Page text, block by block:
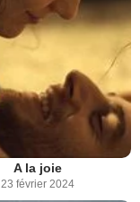
A la joie
23 février 2024